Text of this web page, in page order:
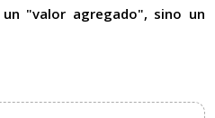
"valor agregado", sino un